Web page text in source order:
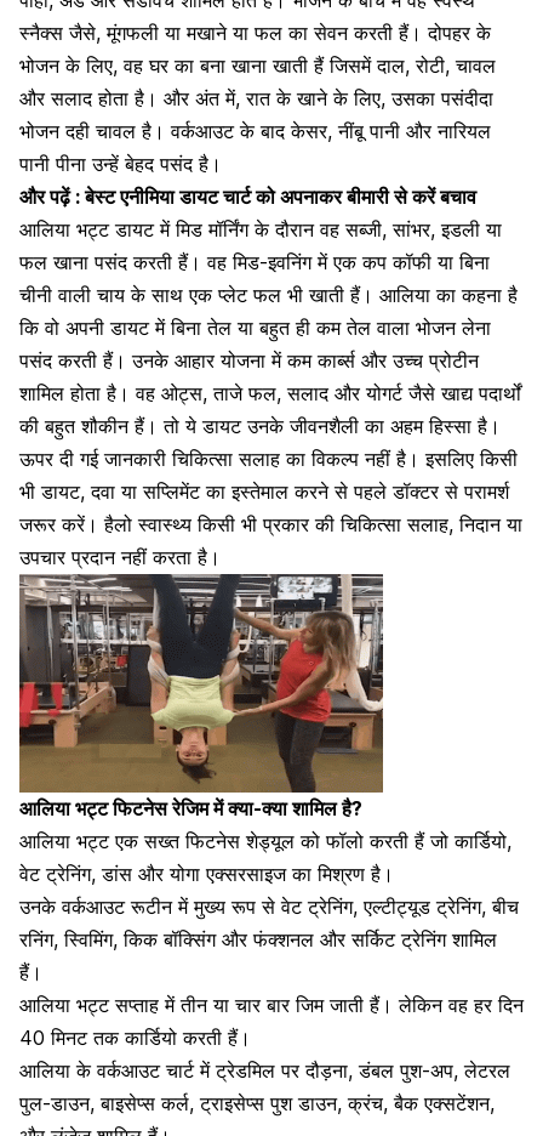
स्नैक्स जैसे, मूंगफली या मखाने या फल का सेवन करती हैं। दोपहर के
भोजन के लिए, वह घर का बना खाना खाती हैं जिसमें दाल, रोटी, चावल
और सलाद होता है। और अंत में, रात के खाने के लिए, उसका पसंदीदा
भोजन दही चावल है। वर्कआउट के बाद केसर, नींबू पानी और नारियल
पानी पीना उन्हें बेहद पसंद है।
और पढ़ें :बेस्ट एनीमिया डायट चार्ट को अपनाकर बीमारी से करें बचाव
आलिया भट्ट डायट में मिड मॉर्निंग के दौरान वह सब्जी, सांभर, इडली या
फल खाना पसंद करती हैं। वह मिड-इवनिंग में एक कप कॉफी या बिना
चीनी वाली चाय के साथ एक प्लेट फल भी खाती हैं। आलिया का कहना है
कि वो अपनी डायट में बिना तेल या बहुत ही कम तेल वाला भोजन लेना
पसंद करती हैं। उनके आहार योजना में कम कार्ब्स और उच्च प्रोटीन
शामिल होता है। वह ओट्स, ताजे फल, सलाद और योगर्ट जैसे खाद्य पदार्थों
की बहुत शौकीन हैं। तो ये डायट उनके जीवनशैली का अहम हिस्सा है।
ऊपर दी गई जानकारी चिकित्सा सलाह का विकल्प नहीं है। इसलिए किसी
भी डायट, दवा या सप्लिमेंट का इस्तेमाल करने से पहले डॉक्टर से परामर्श
जरूर करें। हैलो स्वास्थ्य किसी भी प्रकार की चिकित्सा सलाह, निदान या
उपचार प्रदान नहीं करता है।
आलिया भट्ट फिटनेस रेजिम में क्या-क्या शामिल है?
आलिया भट्ट एक सख्त फिटनेस शेड्यूल को फॉलो करती हैं जो कार्डियो,
वेट ट्रेनिंग, डांस और योगा एक्सरसाइज का मिश्रण है।
उनके वर्कआउट रूटीन में मुख्य रूप से वेट ट्रेनिंग, एल्टीट्यूड ट्रेनिंग, बीच
रनिंग,स्विमिंग, किक बॉक्सिंग और फंक्शनल और सर्किट ट्रेनिंग शामिल
हैं।
आलिया भट्ट सप्ताह में तीन या चार बार जिम जाती हैं। लेकिन वह हर दिन
40 मिनट तक कार्डियो करती हैं।
आलिया के वर्कआउट चार्ट में ट्रेडमिल पर दौड़ना, डंबल पुश-अप, लेटरल
पुल-डाउन,बाइसेप्स कर्ल, ट्राइसेप्स पुश डाउन, क्रंच, बैक एक्सटेंशन,